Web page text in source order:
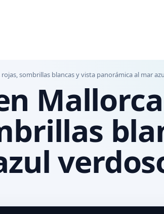
sombrillas blancas y vista panorámica al mar